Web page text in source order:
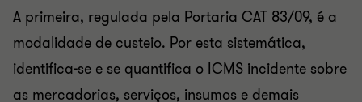
A primeira, regulada pela Portaria CAT 83/09, é a
modalidade de custeio. Por esta sistemática,
identifica-se e se quantifica o ICMS incidente sobre
as mercadorias, serviços, insumos e demais